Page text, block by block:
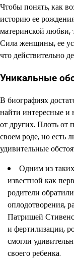
Чтобы понять, как
историю ее
материнской
Сила женщины, ее
что действительно
Уникальные
В биографиях
найти интересные
от других. Плоть от
своем роде, но есть
удивительные
Одним из
известной как
родители
оплодотворения,
Патришей
и фертилизации,
смогли
своего ребенка.